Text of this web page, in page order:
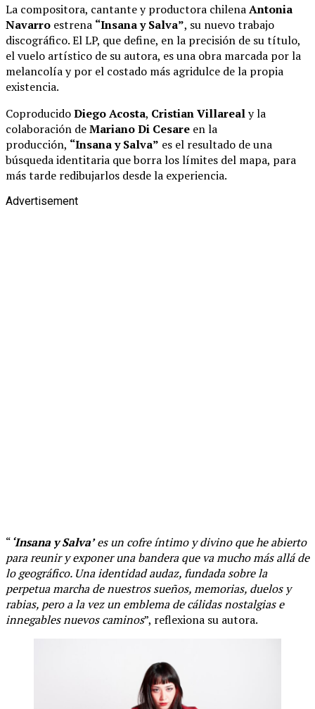
La compositora, cantante y productora chilenaAntonia
Navarro estrena “Insana y Salva”, su nuevo trabajo
discográfico. El LP, que define, en la precisión de su título,
el vuelo artístico de su autora, es una obra marcada por la
melancolía y por el costado más agridulce de la propia
existencia.
CoproducidoDiego Acosta, Cristian Villarealy la
colaboración deMariano Di Cesare en la
producción, “Insana y Salva” es el resultado de una
búsqueda identitaria que borra los límites del mapa, para
más tarde redibujarlos desde la experiencia.
Advertisement
“‘Insana y Salva’es un cofre íntimo y divino que he abierto
para reunir y exponer una bandera que va mucho más allá de
lo geográfico. Una identidad audaz, fundada sobre la
perpetua marcha de nuestros sueños, memorias, duelos y
rabias, pero a la vez un emblema de cálidas nostalgias e
innegables nuevos caminos”, reflexiona su autora.